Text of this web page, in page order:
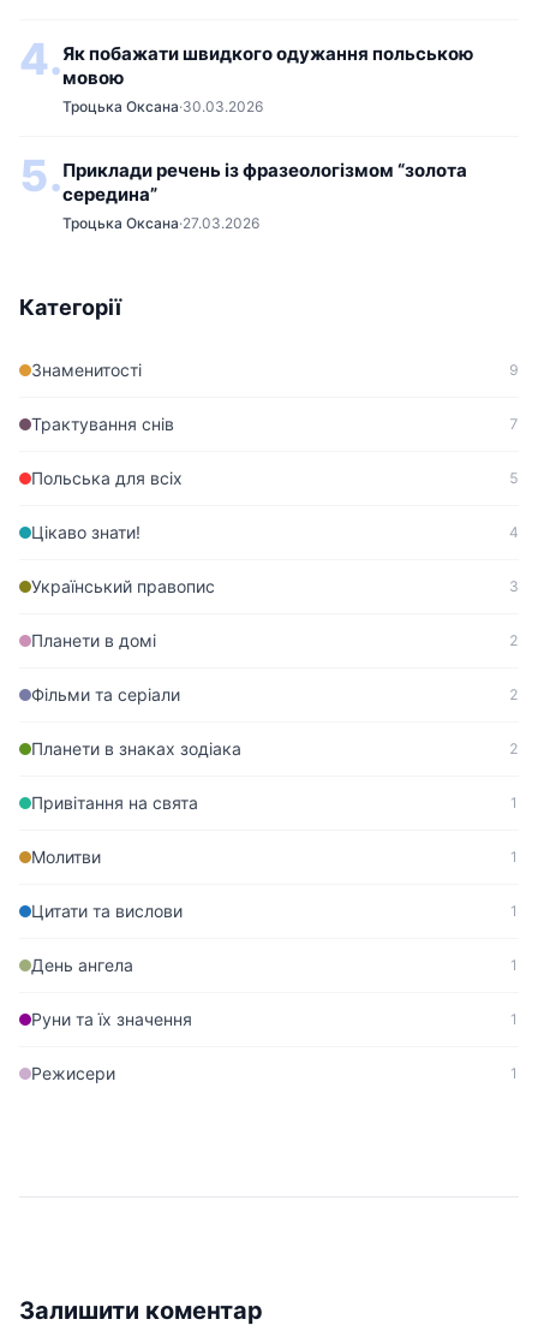
4.Як побажати швидкого одужання польською
мовою
Троцька Оксана·30.03.2026
5.Приклади речень із фразеологізмом “золота
середина”
Троцька Оксана·27.03.2026
Категорії
Знаменитості 9
Трактування снів 7
Польська для всіх 5
Цікаво знати! 4
Український правопис 3
Планети в домі 2
Фільми та серіали 2
Планети в знаках зодіака 2
Привітання на свята 1
Молитви 1
Цитати та вислови 1
День ангела 1
Руни та їх значення 1
Режисери 1
Залишити коментар